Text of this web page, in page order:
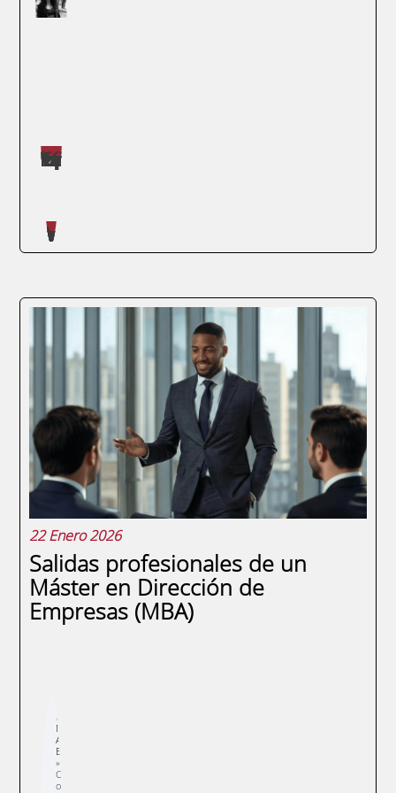
Máster impartidos por Judit López Martínez
La globalización ha transformado el
panorama empresarial, llevando a las
organizaciones a explorar mercados
internacionales como una vía para el
crecimiento y la sostenibilidad. Diseñar una
estrategia financiera efectiva para liderar la
expansión...
22 Enero 2026
Salidas profesionales de un
Máster en Dirección de
Empresas (MBA)
Sobrescribir
enlaces
de
ayuda
a
la
navegación
E
N
A
E
C
o